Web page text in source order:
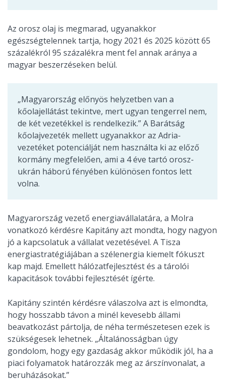
Az orosz olaj is megmarad, ugyanakkor
egészségtelennek tartja, hogy 2021 és 2025 között 65
százalékról 95 százalékra ment fel annak aránya a
magyar beszerzéseken belül.
„Magyarország előnyös helyzetben van a
kőolajellátást tekintve, mert ugyan tengerrel nem,
de két vezetékkel is rendelkezik.” A Barátság
kőolajvezeték mellett ugyanakkor az Adria-
vezetéket potenciálját nem használta ki az előző
kormány megfelelően, ami a 4 éve tartó orosz-
ukrán háború fényében különösen fontos lett
volna.
Magyarország vezető energiavállalatára, a Molra
vonatkozó kérdésre Kapitány azt mondta, hogy nagyon
jó a kapcsolatuk a vállalat vezetésével. A Tisza
energiastratégiájában a szélenergia kiemelt fókuszt
kap majd. Emellett hálózatfejlesztést és a tárolói
kapacitások további fejlesztését ígérte.
Kapitány szintén kérdésre válaszolva azt is elmondta,
hogy hosszabb távon a minél kevesebb állami
beavatkozást pártolja, de néha természetesen ezek is
szükségesek lehetnek. „Általánosságban úgy
gondolom, hogy egy gazdaság akkor működik jól, ha a
piaci folyamatok határozzák meg az árszínvonalat, a
beruházásokat.”